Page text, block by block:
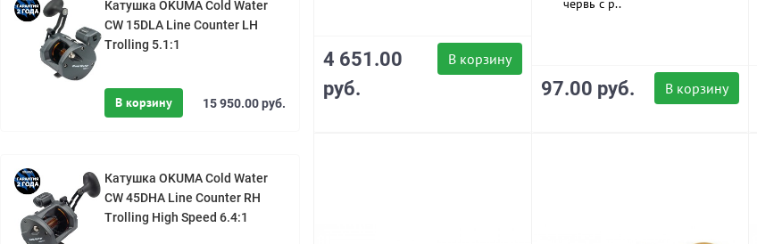
Катушка OKUMA Cold Water
CW 15DLA Line Counter LH
Trolling 5.1:1
15 950.00 руб.
В корзину
Катушка OKUMA Cold Water
CW 45DHA Line Counter RH
Trolling High Speed 6.4:1
В корзину
4 651.00
руб.
червь с р..
В корзину
97.00 руб.